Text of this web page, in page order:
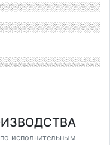
исполнительным